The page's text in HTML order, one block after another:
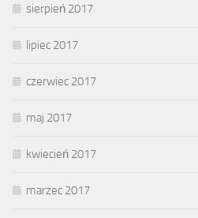
sierpień 2017
lipiec 2017
czerwiec 2017
maj 2017
kwiecień 2017
marzec 2017